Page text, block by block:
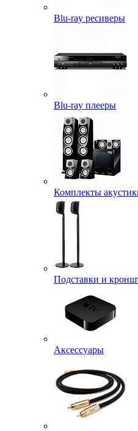
Blu-ray ресиверы
Blu-ray плееры
Комплекты
Подставки и
Аксессуары